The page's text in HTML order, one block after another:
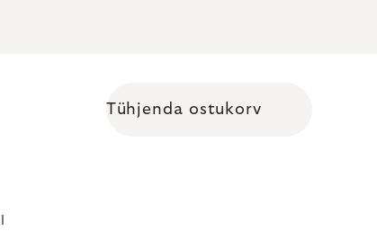
Tühjenda ostukorv